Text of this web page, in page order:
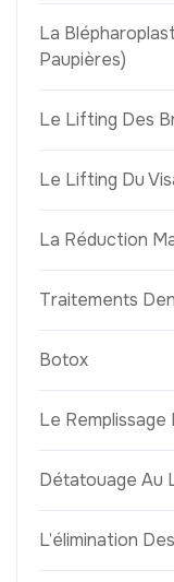
La
Paupières)
Le Lifting Des
Le Lifting Du
La Réduction
Traitements
Botox
Le Remplissage
Détatouage Au
L’élimination